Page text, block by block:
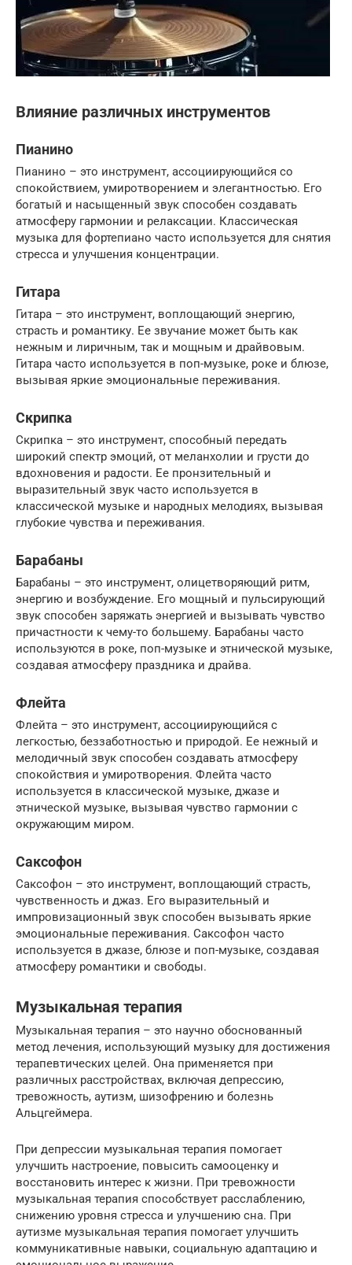
Влияние различных инструментов
Пианино
Пианино – это инструмент, ассоциирующийся со
спокойствием, умиротворением и элегантностью. Его
богатый и насыщенный звук способен создавать
атмосферу гармонии и релаксации. Классическая
музыка для фортепиано часто используется для снятия
стресса и улучшения концентрации.
Гитара
Гитара – это инструмент, воплощающий энергию,
страсть и романтику. Ее звучание может быть как
нежным и лиричным, так и мощным и драйвовым.
Гитара часто используется в поп-музыке, роке и блюзе,
вызывая яркие эмоциональные переживания.
Скрипка
Скрипка – это инструмент, способный передать
широкий спектр эмоций, от меланхолии и грусти до
вдохновения и радости. Ее пронзительный и
выразительный звук часто используется в
классической музыке и народных мелодиях, вызывая
глубокие чувства и переживания.
Барабаны
Барабаны – это инструмент, олицетворяющий ритм,
энергию и возбуждение. Его мощный и пульсирующий
звук способен заряжать энергией и вызывать чувство
причастности к чему-то большему. Барабаны часто
используются в роке, поп-музыке и этнической музыке,
создавая атмосферу праздника и драйва.
Флейта
Флейта – это инструмент, ассоциирующийся с
легкостью, беззаботностью и природой. Ее нежный и
мелодичный звук способен создавать атмосферу
спокойствия и умиротворения. Флейта часто
используется в классической музыке, джазе и
этнической музыке, вызывая чувство гармонии с
окружающим миром.
Саксофон
Саксофон – это инструмент, воплощающий страсть,
чувственность и джаз. Его выразительный и
импровизационный звук способен вызывать яркие
эмоциональные переживания. Саксофон часто
используется в джазе, блюзе и поп-музыке, создавая
атмосферу романтики и свободы.
Музыкальная терапия
Музыкальная терапия – это научно обоснованный
метод лечения, использующий музыку для достижения
терапевтических целей. Она применяется при
различных расстройствах, включая депрессию,
тревожность, аутизм, шизофрению и болезнь
Альцгеймера.
При депрессии музыкальная терапия помогает
улучшить настроение, повысить самооценку и
восстановить интерес к жизни. При тревожности
музыкальная терапия способствует расслаблению,
снижению уровня стресса и улучшению сна. При
аутизме музыкальная терапия помогает улучшить
коммуникативные навыки, социальную адаптацию и